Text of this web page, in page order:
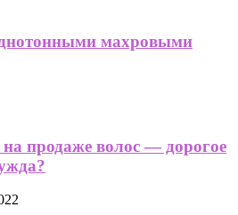
махровыми
на продаже волос — дорогое